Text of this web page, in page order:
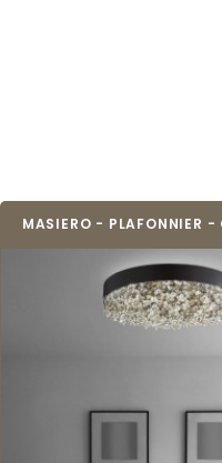
MASIERO - PLAFONNIER -